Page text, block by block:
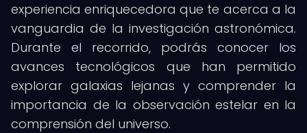
experiencia enriquecedora que te acerca a la
vanguardia de la investigación astronómica.
Durante el recorrido, podrás conocer los
avances tecnológicos que han permitido
explorar galaxias lejanas y comprender la
importancia de la observación estelar en la
comprensión del universo.